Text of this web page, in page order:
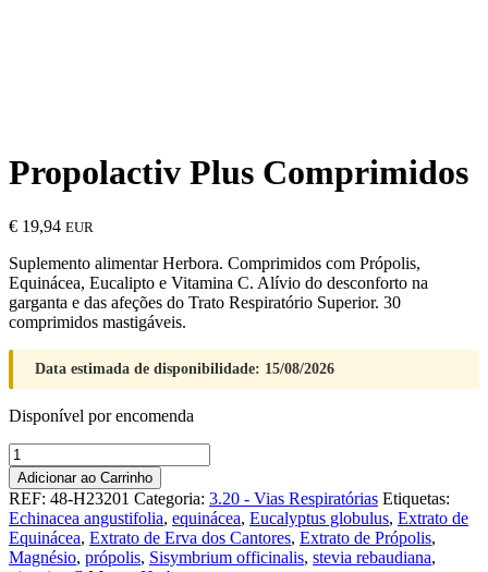
Propolactiv Plus Comprimidos
€ 19,94 EUR
Suplemento alimentar Herbora. Comprimidos com Própolis,
Equinácea, Eucalipto e Vitamina C. Alívio do desconforto na
garganta e das afeções do Trato Respiratório Superior. 30
comprimidos mastigáveis.
Data estimada de disponibilidade: 15/08/2026
Disponível por encomenda
Quantidade
de
Propolactiv
Plus
Comprimidos
Adicionar ao Carrinho
REF: 48-H23201 Categoria: 3.20 - Vias Respiratórias Etiquetas:
Echinacea angustifolia, equinácea, Eucalyptus globulus, Extrato de
Equinácea, Extrato de Erva dos Cantores, Extrato de Própolis,
Magnésio, própolis, Sisymbrium officinalis, stevia rebaudiana,